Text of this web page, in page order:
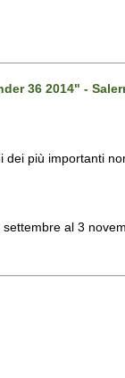
36 2014" -
più importanti
al 3